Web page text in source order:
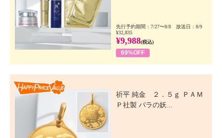
先行予約期間：7/27〜8/8 放送日：8/9
¥32,835
¥9,988(税込)
69%OFF
祈平 純金 ２．５ｇ ＰＡＭ
Ｐ社製 バラの妖...